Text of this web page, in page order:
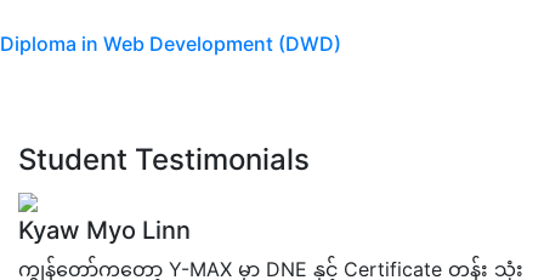
Diploma in Web Development (DWD)
Student Testimonials
Kyaw Myo Linn
ကျွန်တော်ကတော့ Y-MAX မှာ DNE နှင့် Certificate တန်း သုံး